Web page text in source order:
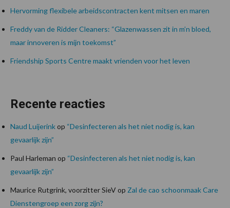
Hervorming flexibele arbeidscontracten kent mitsen en maren
Freddy van de Ridder Cleaners: “Glazenwassen zit in m’n bloed,
maar innoveren is mijn toekomst”
Friendship Sports Centre maakt vrienden voor het leven
Recente reacties
Naud Luijerinkop “Desinfecteren als het niet nodig is, kan
gevaarlijk zijn”
Paul Harleman op “Desinfecteren als het niet nodig is, kan
gevaarlijk zijn”
Maurice Rutgrink, voorzitter SieVop Zal de cao schoonmaak Care
Dienstengroep een zorg zijn?